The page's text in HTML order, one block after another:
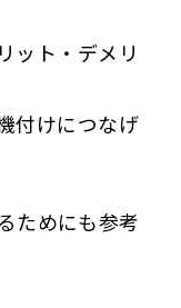
ット・デメリ
付けにつなげ
ためにも参考